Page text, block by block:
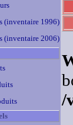
(inventaire 1996)
(inventaire 2006)
/